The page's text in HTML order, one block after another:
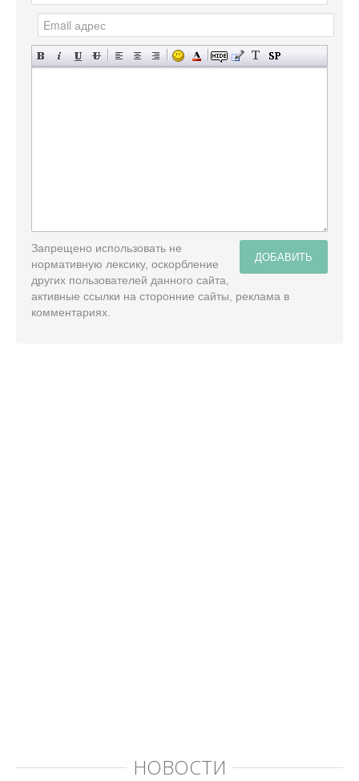
ДОБАВИТЬ
Запрещено использовать не
нормативную лексику, оскорбление
других пользователей данного сайта,
активные ссылки на сторонние сайты, реклама в
комментариях.
НОВОСТИ